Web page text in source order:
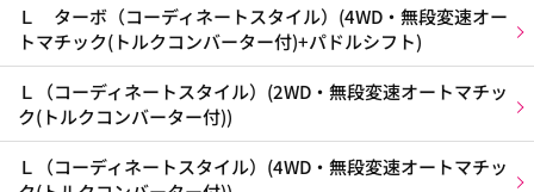
Ｌ ターボ（コーディネートスタイル）(4WD・無段変速オー
トマチック(トルクコンバーター付)+パドルシフト)
Ｌ（コーディネートスタイル）(2WD・無段変速オートマチッ
ク(トルクコンバーター付))
Ｌ（コーディネートスタイル）(4WD・無段変速オートマチッ